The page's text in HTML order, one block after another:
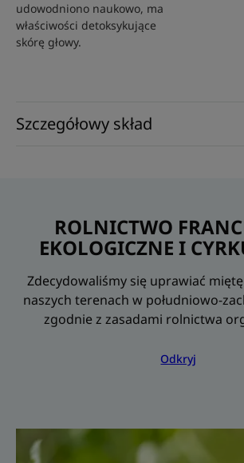
Szczegółowy skład
udowodniono naukowo, ma
właściwości detoksykujące
skórę głowy.
ROLNICTWO
EKOLOGICZNE I
Zdecydowaliśmy się uprawiać
naszych terenach w południowo-
zgodnie z zasadami rolnictwa
Odkryj